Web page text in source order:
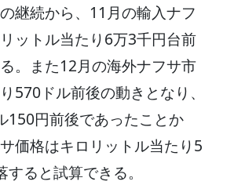
継続から、11月の輸入ナフ
ットル当たり6万3千円台前
。また12月の海外ナフサ市
570ドル前後の動きとなり、
150円前後であったことか
価格はキロリットル当たり5
ると試算できる。